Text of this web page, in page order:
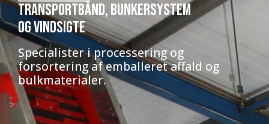
Transportbånd, bunkersystem
og vindsigte
Specialister i processering og
forsortering af emballeret affald og
bulkmaterialer.